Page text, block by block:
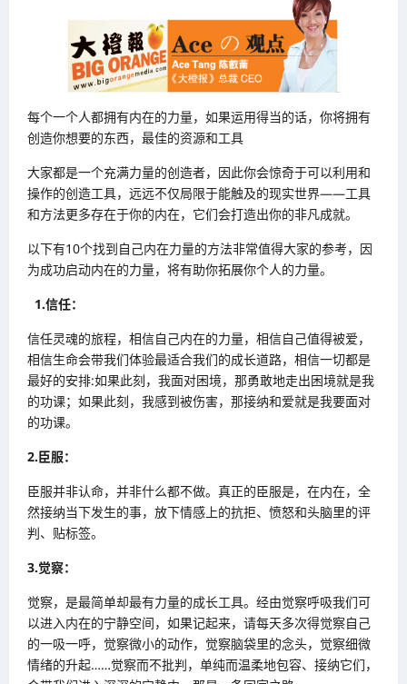
每个一个人都拥有内在的力量，如果运用得当的话，你将拥有
创造你想要的东西，最佳的资源和工具
大家都是一个充满力量的创造者，因此你会惊奇于可以利用和
操作的创造工具，远远不仅局限于能触及的现实世界——工具
和方法更多存在于你的内在，它们会打造出你的非凡成就。
以下有10个找到自己内在力量的方法非常值得大家的参考，因
为成功启动内在的力量，将有助你拓展你个人的力量。
1.信任：
信任灵魂的旅程，相信自己内在的力量，相信自己值得被爱，
相信生命会带我们体验最适合我们的成长道路，相信一切都是
最好的安排:如果此刻，我面对困境，那勇敢地走出困境就是我
的功课；如果此刻，我感到被伤害，那接纳和爱就是我要面对
的功课。
2.臣服：
臣服并非认命，并非什么都不做。真正的臣服是，在内在，全
然接纳当下发生的事，放下情感上的抗拒、愤怒和头脑里的评
判、贴标签。
3.觉察：
觉察，是最简单却最有力量的成长工具。经由觉察呼吸我们可
以进入内在的宁静空间，如果记起来，请每天多次得觉察自己
的一吸一呼，觉察微小的动作，觉察脑袋里的念头，觉察细微
情绪的升起……觉察而不批判，单纯而温柔地包容、接纳它们，